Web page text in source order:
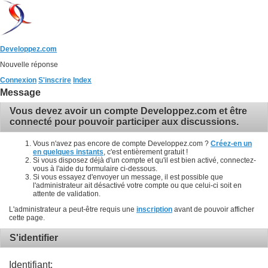
Developpez.com
Nouvelle réponse
Connexion S'inscrire Index
Message
Vous devez avoir un compte Developpez.com et être
connecté pour pouvoir participer aux discussions.
Vous n'avez pas encore de compte Developpez.com ? Créez-en un
en quelques instants , c'est entièrement gratuit !
Si vous disposez déjà d'un compte et qu'il est bien activé, connectez-
vous à l'aide du formulaire ci-dessous.
Si vous essayez d'envoyer un message, il est possible que
l'administrateur ait désactivé votre compte ou que celui-ci soit en
attente de validation.
L'administrateur a peut-être requis une inscription avant de pouvoir afficher
cette page.
S'identifier
Identifiant: